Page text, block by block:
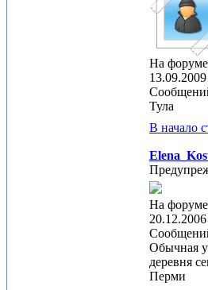
На
13.09.2009
Тула
В начало
На
20.12.2006
Обычная
деревня
Перми